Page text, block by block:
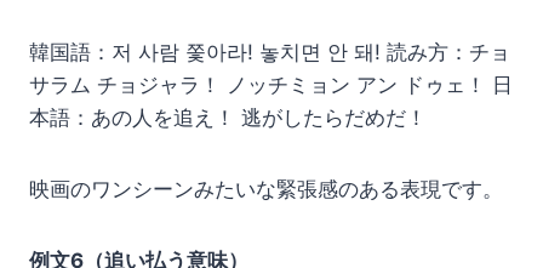
韓国語：저 사람 쫓아라! 놓치면 안 돼! 読み方：チョ
サラム チョジャラ！ ノッチミョン アン ドゥェ！ 日
本語：あの人を追え！ 逃がしたらだめだ！
映画のワンシーンみたいな緊張感のある表現です。
例文6（追い払う意味）